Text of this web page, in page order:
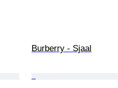
Burberry - Sjaal